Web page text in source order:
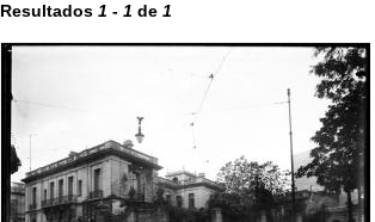
Resultados 1 - 1 de 1